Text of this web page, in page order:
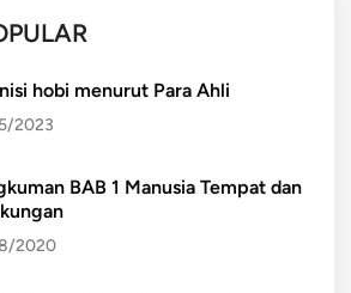
hobi menurut Para Ahli
2023
BAB 1 Manusia Tempat dan
2020